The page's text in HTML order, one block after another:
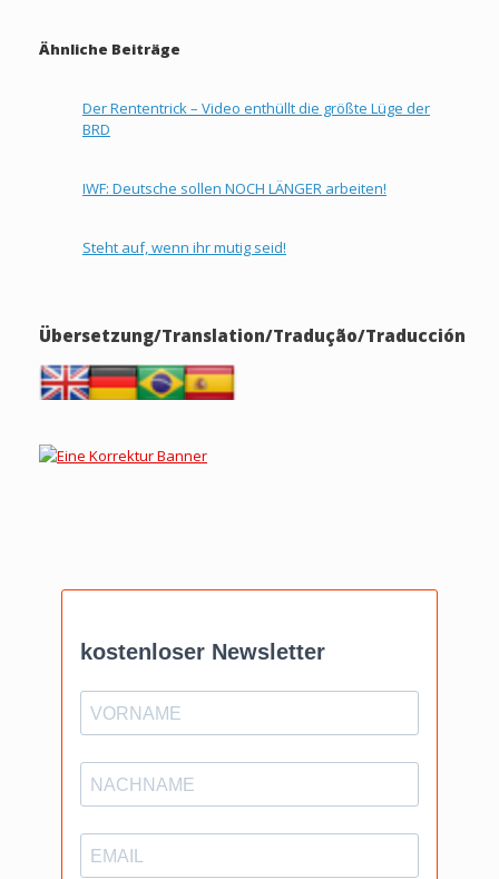
Ähnliche Beiträge
Der Rententrick – Video enthüllt die größte Lüge der
BRD
IWF: Deutsche sollen NOCH LÄNGER arbeiten!
Steht auf, wenn ihr mutig seid!
Übersetzung/Translation/Tradução/Traducción